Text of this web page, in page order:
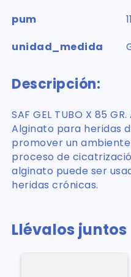
pum
unidad_medida
Descripción:
SAF GEL TUBO X 85
Alginato para heridas
promover un
proceso de
alginato puede ser
heridas crónicas.
Llévalos juntos